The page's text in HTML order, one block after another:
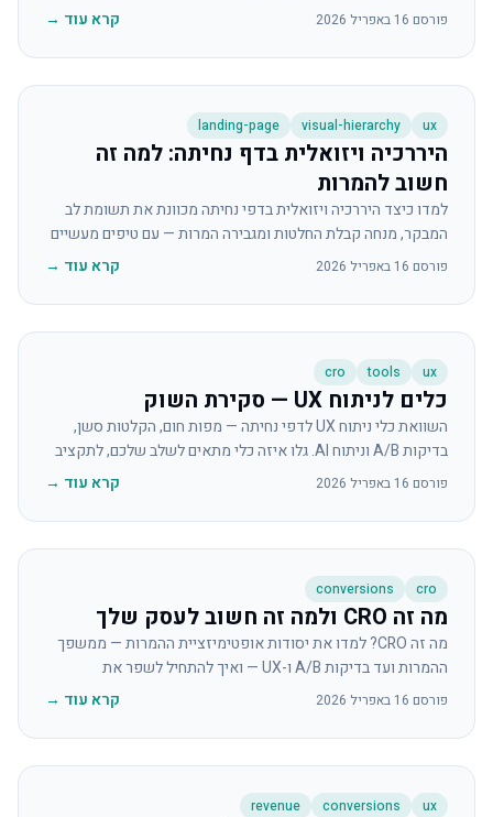
פורסם 16 באפריל 2026 קרא עוד →
ux
visual-hierarchy
landing-page
היררכיה ויזואלית בדף נחיתה: למה זה
חשוב להמרות
למדו כיצד היררכיה ויזואלית בדפי נחיתה מכוונת את תשומת לב
המבקר, מנחה קבלת החלטות ומגבירה המרות — עם טיפים מעשיים
וטעויות נפוצות להימנע מהן.
פורסם 16 באפריל 2026 קרא עוד →
ux
tools
cro
כלים לניתוח UX — סקירת השוק
השוואת כלי ניתוח UX לדפי נחיתה — מפות חום, הקלטות סשן,
בדיקות A/B וניתוח AI. גלו איזה כלי מתאים לשלב שלכם, לתקציב
ולמטרה.
פורסם 16 באפריל 2026 קרא עוד →
cro
conversions
מה זה CRO ולמה זה חשוב לעסק שלך
מה זה CRO? למדו את יסודות אופטימיזציית ההמרות — ממשפך
ההמרות ועד בדיקות A/B ו-UX — ואיך להתחיל לשפר את
התוצאות שלכם היום.
פורסם 16 באפריל 2026 קרא עוד →
ux
conversions
revenue